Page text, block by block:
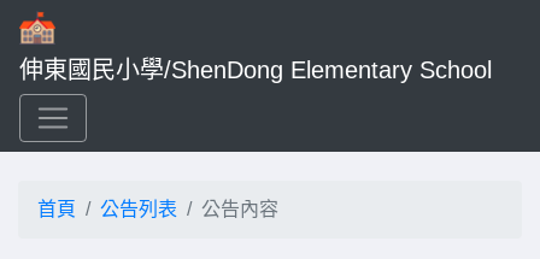
伸東國民小學/ShenDong Elementary School
首頁 公告列表 公告內容